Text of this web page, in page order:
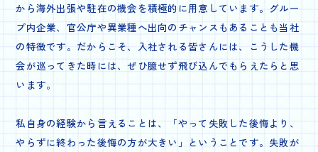
から海外出張や駐在の機会を積極的に用意しています。グルー
プ内企業、官公庁や異業種へ出向のチャンスもあることも当社
の特徴です。だからこそ、入社される皆さんには、こうした機
会が巡ってきた時には、ぜひ臆せず飛び込んでもらえたらと思
います。
私自身の経験から言えることは、「やって失敗した後悔より、
やらずに終わった後悔の方が大きい」ということです。失敗が